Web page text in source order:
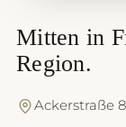
Mitten in
Region.
Ackerstraße